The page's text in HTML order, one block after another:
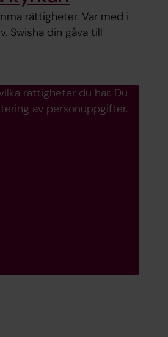
rättigheter. Var med i
Swisha din gåva till
rättigheter du har. Du
av personuppgifter.